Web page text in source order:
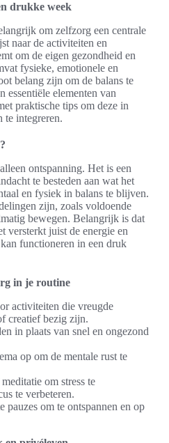
drukke week
om zelfzorg een centrale
naar de activiteiten en
om de eigen gezondheid en
fysieke, emotionele en
belang zijn om de balans te
essentiële elementen van
praktische tips om deze in
te integreren.
ontspanning. Het is een
te besteden aan wat het
en fysiek in balans te blijven.
zijn, zoals voldoende
bewegen. Belangrijk is dat
versterkt juist de energie en
functioneren in een druk
in je routine
activiteiten die vreugde
creatief bezig zijn.
in plaats van snel en ongezond
op om de mentale rust te
om stress te
te verbeteren.
pauzes om te ontspannen en op